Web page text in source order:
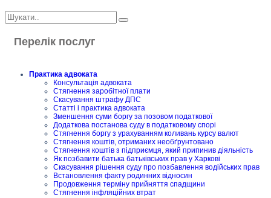
Перелік послуг
Практика адвоката
Консультація адвоката
Стягнення заробітної плати
Скасування штрафу ДПС
Статті і практика адвоката
Зменшення суми боргу за позовом податкової
Додаткова постанова суду в податковому спорі
Стягнення боргу з урахуванням коливань курсу валют
Стягнення коштів, отриманих необґрунтовано
Стягнення коштів з підприємця, який припинив діяльність
Як позбавити батька батьківських прав у Харкові
Скасування рішення суду про позбавлення водійських прав
Встановлення факту родинних відносин
Продовження терміну прийняття спадщини
Стягнення інфляційних втрат